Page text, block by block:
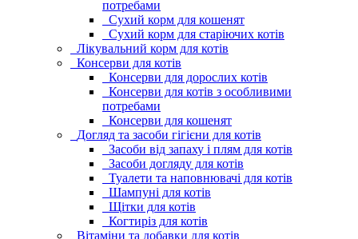
потребами
Сухий корм для кошенят
Сухий корм для старіючих котів
Лікувальний корм для котів
Консерви для котів
Консерви для дорослих котів
Консерви для котів з особливими
потребами
Консерви для кошенят
Догляд та засоби гігієни для котів
Засоби від запаху і плям для котів
Засоби догляду для котів
Туалети та наповнювачі для котів
Шампуні для котів
Щітки для котів
Когтиріз для котів
Вітаміни та добавки для котів